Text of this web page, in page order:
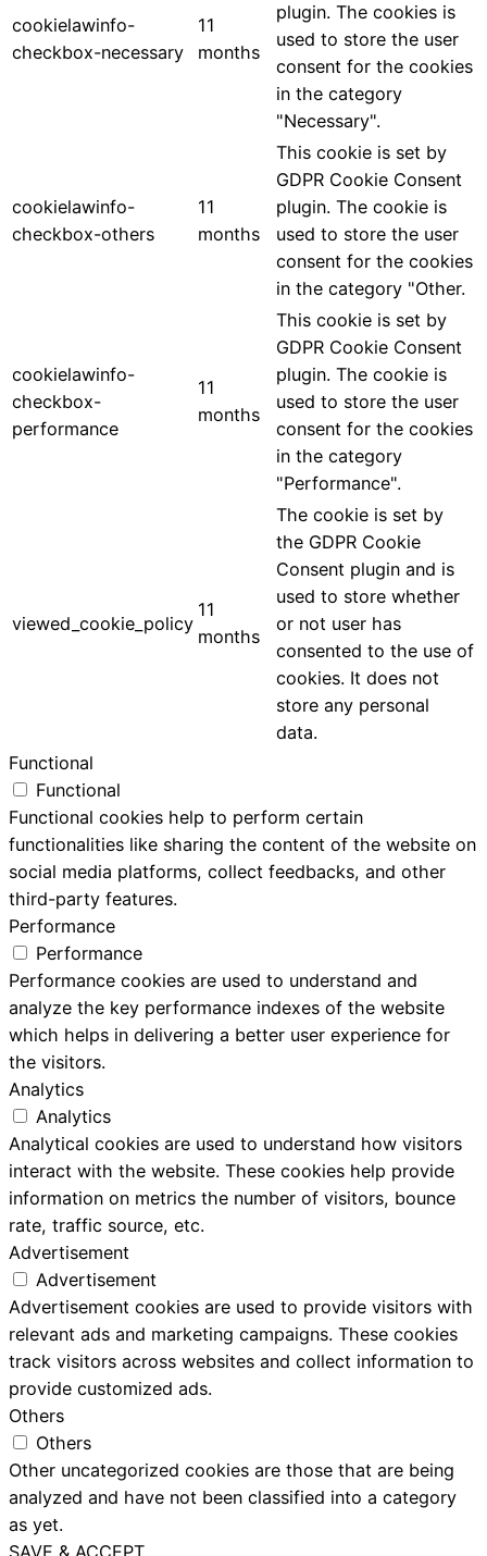
cookielawinfo-
checkbox-necessary
11
months
plugin. The cookies is
used to store the user
consent for the cookies
in the category
"Necessary".
cookielawinfo-
checkbox-others
11
months
This cookie is set by
GDPR Cookie Consent
plugin. The cookie is
used to store the user
consent for the cookies
in the category "Other.
cookielawinfo-
checkbox-
performance
11
months
This cookie is set by
GDPR Cookie Consent
plugin. The cookie is
used to store the user
consent for the cookies
in the category
"Performance".
viewed_cookie_policy
11
months
The cookie is set by
the GDPR Cookie
Consent plugin and is
used to store whether
or not user has
consented to the use of
cookies. It does not
store any personal
data.
Functional
Functional
Functional cookies help to perform certain
functionalities like sharing the content of the website on
social media platforms, collect feedbacks, and other
third-party features.
Performance
Performance
Performance cookies are used to understand and
analyze the key performance indexes of the website
which helps in delivering a better user experience for
the visitors.
Analytics
Analytics
Analytical cookies are used to understand how visitors
interact with the website. These cookies help provide
information on metrics the number of visitors, bounce
rate, traffic source, etc.
Advertisement
Advertisement
Advertisement cookies are used to provide visitors with
relevant ads and marketing campaigns. These cookies
track visitors across websites and collect information to
provide customized ads.
Others
Others
Other uncategorized cookies are those that are being
analyzed and have not been classified into a category
as yet.